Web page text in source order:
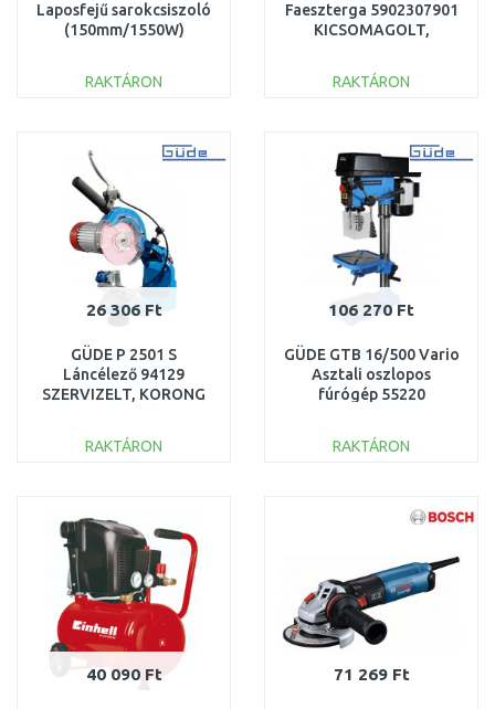
Laposfejű sarokcsiszoló
(150mm/1550W)
RAKTÁRON
Összehasonlítás
Faeszterga 5902307901
KICSOMAGOLT,
RAKTÁRON
Összehasonlítás
26 306 Ft
GÜDE P 2501 S
Láncélező 94129
SZERVIZELT, KORONG
RAKTÁRON
106 270 Ft
GÜDE GTB 16/500 Vario
Asztali oszlopos
fúrógép 55220
RAKTÁRON
Összehasonlítás
40 090 Ft 71 269 Ft